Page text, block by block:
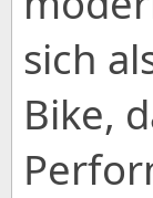
sich
Bike,